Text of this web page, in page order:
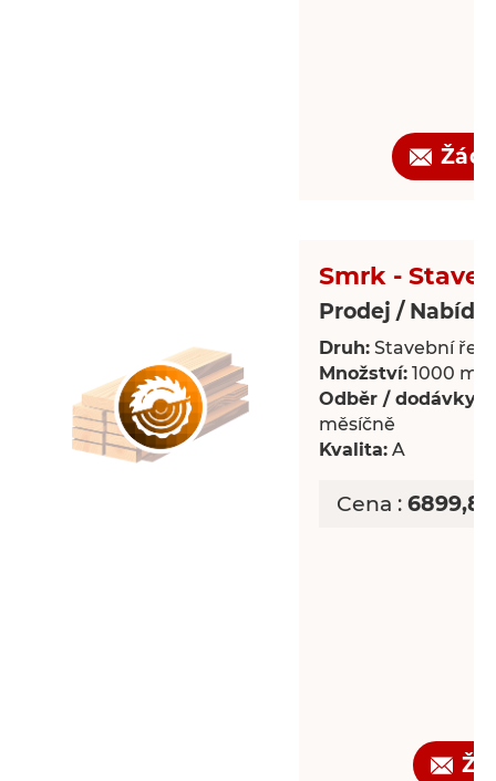
Smrk -
Prodej /
Druh: Stavební
Množství: 1000 m³
Odběr / dodávky:
měsíčně
Kvalita: A
Cena :